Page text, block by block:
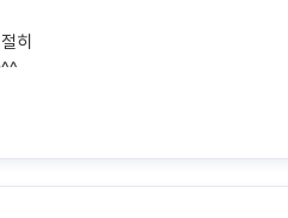
히